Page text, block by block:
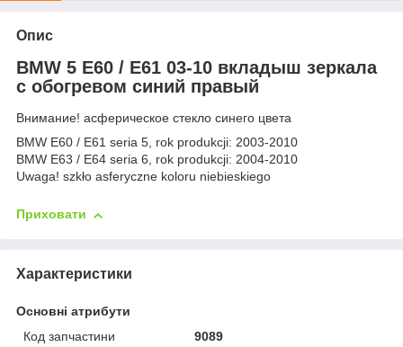
Опис
BMW 5 E60 / E61 03-10 вкладыш зеркала
с обогревом синий правый
Внимание! асферическое стекло синего цвета
BMW E60 / E61 seria 5, rok produkcji: 2003-2010
BMW E63 / E64 seria 6, rok produkcji: 2004-2010
Uwaga! szkło asferyczne koloru niebieskiego
Приховати
Характеристики
Основні атрибути
Код запчастини
9089